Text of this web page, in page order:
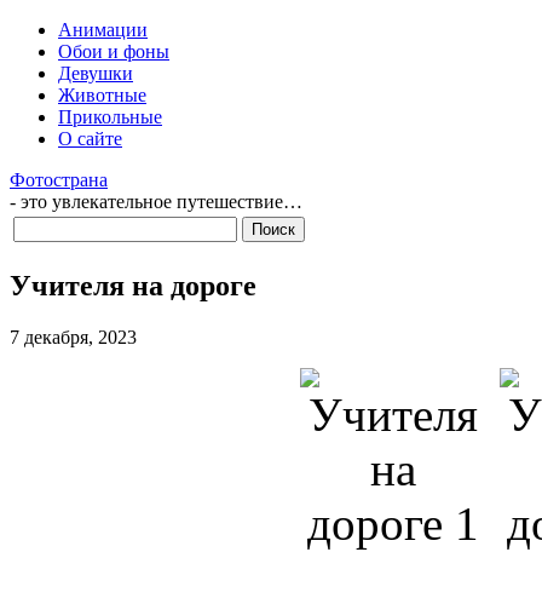
Анимации
Обои и фоны
Девушки
Животные
Прикольные
О сайте
Фотострана
- это увлекательное путешествие…
Учителя на дороге
7 декабря, 2023